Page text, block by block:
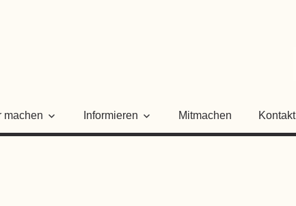
machen Informieren Mitmachen Kontakt